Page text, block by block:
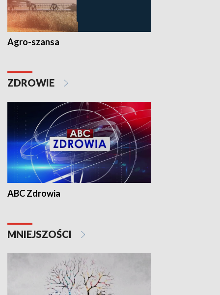
Agro-szansa
ZDROWIE
ABC Zdrowia
MNIEJSZOŚCI